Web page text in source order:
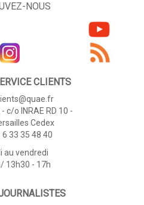
NOUS
CLIENTS
c/o INRAE RD 10 -
Cedex
33 35 48 40
au vendredi
13h30 - 17h